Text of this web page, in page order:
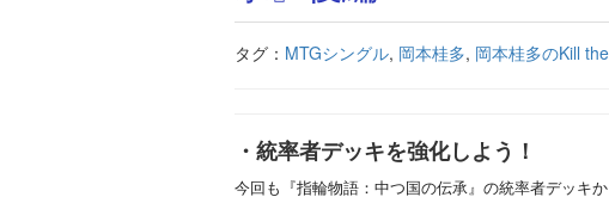
タグ： MTGシングル, 岡本桂多, 岡本桂多のKill
・統率者デッキを強化しよう！
今回も『指輪物語：中つ国の伝承』の統率者デッキ